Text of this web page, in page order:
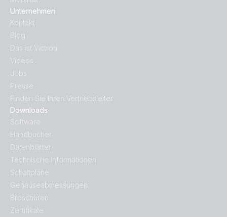
Downloads
Software
Handbücher
Datenblätter
Technische Informationen
Schaltpläne
Gehäuseabmessungen
Broschüren
Zertifikate
Unternehmen
Kontakt
Blog
Das ist Victron
Videos
Jobs
Presse
Finden Sie Ihren Vertriebsleiter